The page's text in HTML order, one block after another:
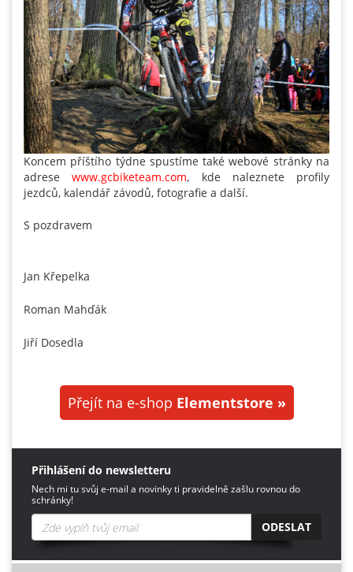
Koncem příštího týdne spustíme také webové stránky na
adresewww.gcbiketeam.com, kde naleznete profily
jezdců, kalendář závodů, fotografie a další.
S pozdravem
Jan Křepelka
Roman Mahďák
Jiří Dosedla
Přejít na e-shop Elementstore »
Přihlášení do newsletteru
Nech mi tu svůj e-mail a novinky ti pravidelně zašlu rovnou do
schránky!
ODESLAT